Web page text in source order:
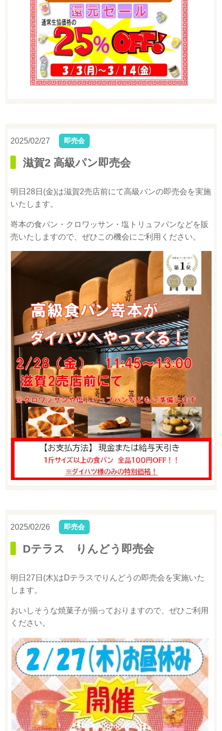
2025/02/27 即売会
滋賀2 高級パン即売会
明日28日(金)は滋賀2売店前にて高級パンの即売会を実施
いたします。
嵜本の食パン・クロワッサン・塩トリュフパンなどを販
売いたしますので、ぜひこの機会にご利用ください。
2025/02/26 即売会
Dテラス りんどう即売会
明日27日(木)はDテラスでりんどうの即売会を実施いた
します。
おいしそうな焼菓子が揃っておりますので、ぜひご利用
ください。